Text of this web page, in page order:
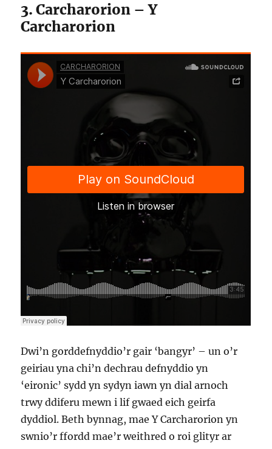
3. Carcharorion – Y
Carcharorion
Dwi’n gorddefnyddio’r gair ‘bangyr’ – un o’r
geiriau yna chi’n dechrau defnyddio yn
‘eironic’ sydd yn sydyn iawn yn dial arnoch
trwy ddiferu mewn i lif gwaed eich geirfa
dyddiol. Beth bynnag, mae Y Carcharorion yn
swnio’r ffordd mae’r weithred o roi glityr ar